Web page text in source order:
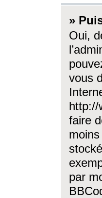
»
Oui,
vous
http://
faire
par